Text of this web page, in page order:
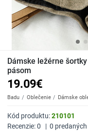
Dámske ležérne
pásom
19.09€
Badu Oblečenie Dámske
Kód produktu:210101
Recenzie:0 | 0 predaných